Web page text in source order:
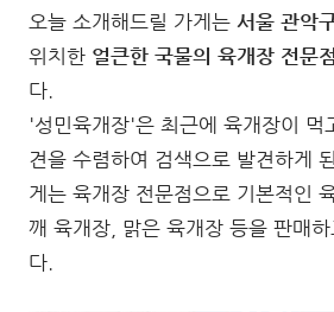
오늘 소개해드릴 가게는 서울 관악
위치한 얼큰한 국물의 육개장 전문
다.
'성민육개장'은 최근에 육개장이 먹
견을 수렴하여 검색으로 발견하게
게는 육개장 전문점으로 기본적인
깨 육개장, 맑은 육개장 등을 판매
다.